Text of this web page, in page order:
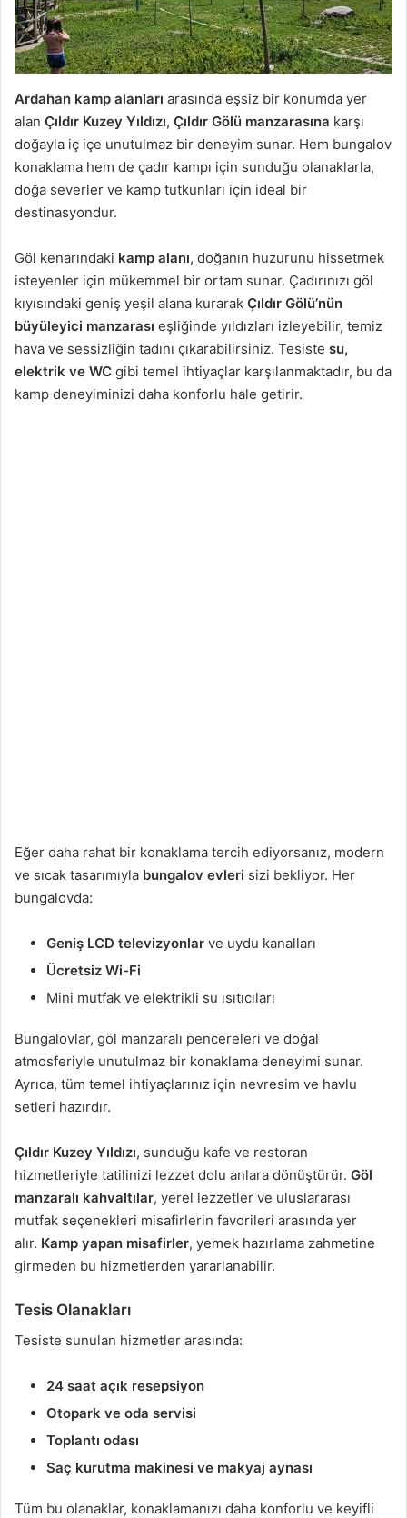
Ardahan kamp alanları arasında eşsiz bir konumda yer
alan Çıldır Kuzey Yıldızı, Çıldır Gölü manzarasına karşı
doğayla iç içe unutulmaz bir deneyim sunar. Hem bungalov
konaklama hem de çadır kampı için sunduğu olanaklarla,
doğa severler ve kamp tutkunları için ideal bir
destinasyondur.
Göl kenarındaki kamp alanı, doğanın huzurunu hissetmek
isteyenler için mükemmel bir ortam sunar. Çadırınızı göl
kıyısındaki geniş yeşil alana kurarak Çıldır Gölü’nün
büyüleyici manzarası eşliğinde yıldızları izleyebilir, temiz
hava ve sessizliğin tadını çıkarabilirsiniz. Tesiste su,
elektrik ve WC gibi temel ihtiyaçlar karşılanmaktadır, bu da
kamp deneyiminizi daha konforlu hale getirir.
Eğer daha rahat bir konaklama tercih ediyorsanız, modern
ve sıcak tasarımıyla bungalov evleri sizi bekliyor. Her
bungalovda:
Geniş LCD televizyonlar ve uydu kanalları
Ücretsiz Wi-Fi
Mini mutfak ve elektrikli su ısıtıcıları
Bungalovlar, göl manzaralı pencereleri ve doğal
atmosferiyle unutulmaz bir konaklama deneyimi sunar.
Ayrıca, tüm temel ihtiyaçlarınız için nevresim ve havlu
setleri hazırdır.
Çıldır Kuzey Yıldızı, sunduğu kafe ve restoran
hizmetleriyle tatilinizi lezzet dolu anlara dönüştürür. Göl
manzaralı kahvaltılar, yerel lezzetler ve uluslararası
mutfak seçenekleri misafirlerin favorileri arasında yer
alır. Kamp yapan misafirler, yemek hazırlama zahmetine
girmeden bu hizmetlerden yararlanabilir.
Tesis Olanakları
Tesiste sunulan hizmetler arasında:
24 saat açık resepsiyon
Otopark ve oda servisi
Toplantı odası
Saç kurutma makinesi ve makyaj aynası
Tüm bu olanaklar, konaklamanızı daha konforlu ve keyifli